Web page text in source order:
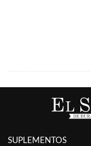
SUPLEMENTOS